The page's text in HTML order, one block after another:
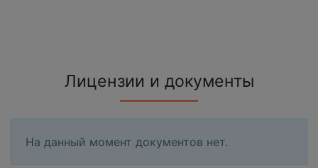
Лицензии и документы
На данный момент документов нет.